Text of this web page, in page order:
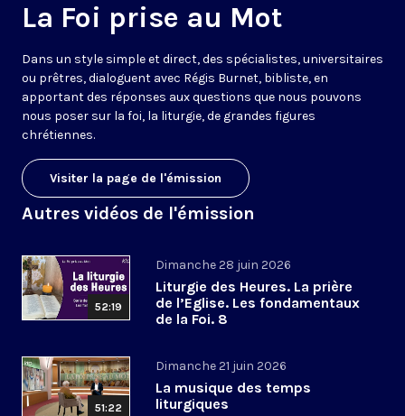
La Foi prise au Mot
Dans un style simple et direct, des spécialistes, universitaires
ou prêtres, dialoguent avec Régis Burnet, bibliste, en
apportant des réponses aux questions que nous pouvons
nous poser sur la foi, la liturgie, de grandes figures
chrétiennes.
Visiter la page de l'émission
Autres vidéos de l'émission
52:19
Dimanche 28 juin 2026
Liturgie des Heures. La prière
de l’Eglise. Les fondamentaux
de la Foi. 8
51:22
Dimanche 21 juin 2026
La musique des temps
liturgiques